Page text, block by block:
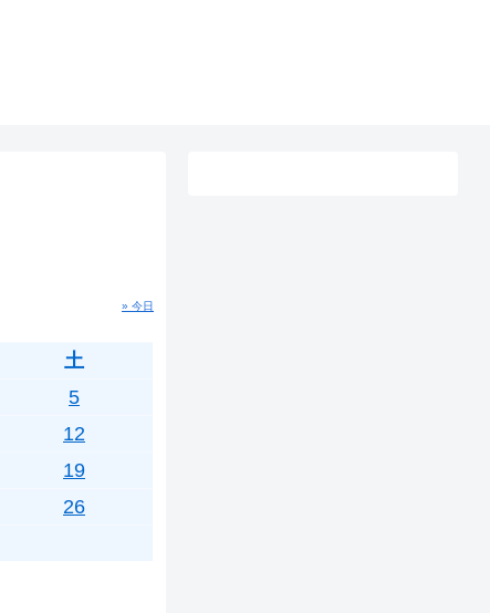
» 今日
土
5
12
19
26